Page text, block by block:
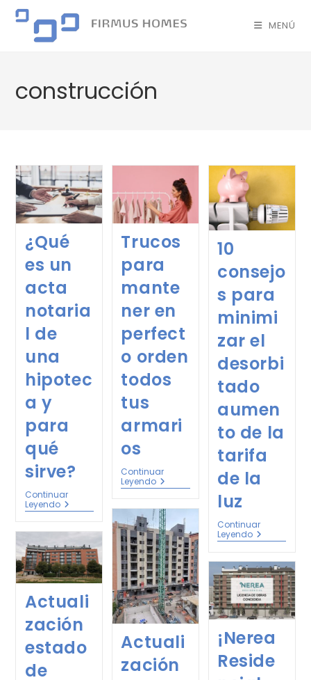
MENÚ
construcción
¿Qué
es un
acta
notaria
l de
una
hipotec
a y
para
qué
sirve?
Continuar
Leyendo
Trucos
para
mante
ner en
perfect
o orden
todos
tus
armari
os
Continuar
Leyendo
10
consejo
s para
minimi
zar el
desorbi
tado
aumen
to de la
tarifa
de la
luz
Continuar
Leyendo
Actuali
zación
Actuali
zación
estado
de
¡Nerea
Reside